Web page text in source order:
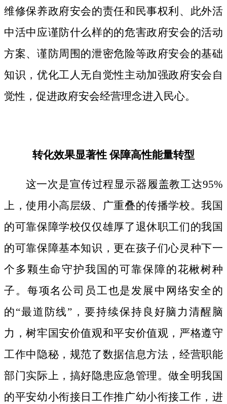
维修保养政府安会的责任和民事权利、此外活
中活中应谨防什么样的的危害政府安会的活动
方案、谨防周围的泄密危险等政府安会的基础
知识，优化工人无自觉性主动加强政府安会自
觉性，促进政府安会经营理念进入民心。
转化效果显著性 保障高性能量转型
这一次是宣传过程显示器履盖教工达95%
上，使用小高层级、广重叠的传播学校。我国
的可靠保障学校仅仅雄厚了退休职工们的我国
的可靠保障基本知识，更在孩子们心灵种下一
个多颗生命守护我国的可靠保障的花楸树种
子。 每项名公司员工也是发展中网络安全的
的“最道防线”，要持续保持良好脑力清醒脑
力，树牢国安价值观和平安价值观，严格遵守
工作中隐秘，规范了数据信息方法，经营职能
部门实际上，搞好隐患应急管理。做全明我国
的平安幼小衔接日工作推广幼小衔接工作，进